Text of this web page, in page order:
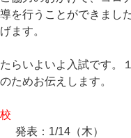
を行うことができました
ます。
らいよいよ入試です。
ためお伝えします。
発表：1/14（木）